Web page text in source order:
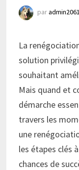
paradmin2061
La
solution
souhaitant
Mais quand et
démarche
travers les
une
les étapes clés
chances de